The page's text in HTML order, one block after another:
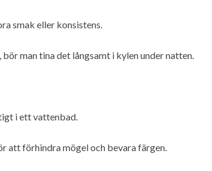
smak eller konsistens.
man tina det långsamt i kylen under natten.
i ett vattenbad.
att förhindra mögel och bevara färgen.